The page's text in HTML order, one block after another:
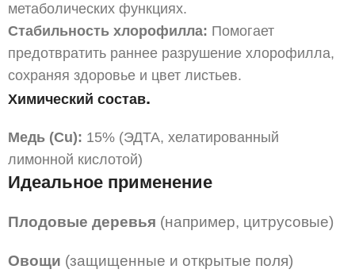
метаболических функциях.
Стабильность хлорофилла: Помогает
предотвратить раннее разрушение хлорофилла,
сохраняя здоровье и цвет листьев.
Химический состав.
Медь (Cu): 15% (ЭДТА, хелатированный
лимонной кислотой)
Идеальное применение
Плодовые деревья (например, цитрусовые)
Овощи (защищенные и открытые поля)